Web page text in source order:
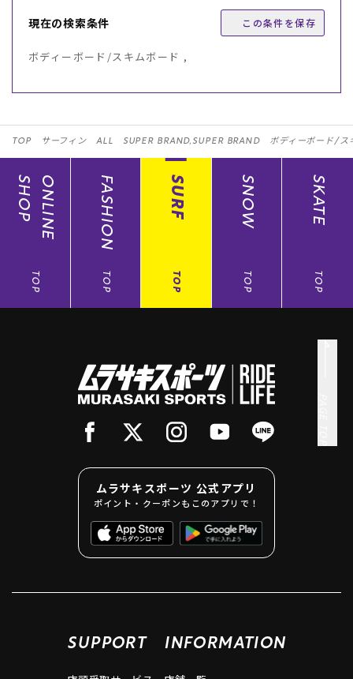
現在の検索条件 この条件を保存
ボディーボード/スキムボード ,
TOP サーフィン ALL SUPER BRAND,SUPER BRAND ボディーボード/ス
ONLINE
SHOP
TOP
FASHION
TOP
SURF
TOP
SNOW
TOP
SKATE
TOP
ムラサキスポーツ 公式アプリ
ポイント・クーポンもこのアプリで！
SUPPORT INFORMATION